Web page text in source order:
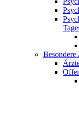
Besondere